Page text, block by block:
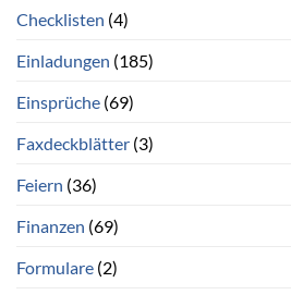
Checklisten (4)
Einladungen (185)
Einsprüche (69)
Faxdeckblätter (3)
Feiern (36)
Finanzen (69)
Formulare (2)